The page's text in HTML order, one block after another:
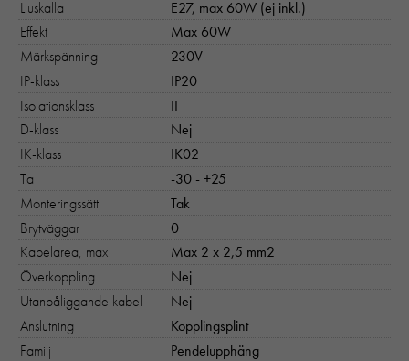
Ljuskälla
E27, max 60W (ej inkl.)
Effekt
Max 60W
Märkspänning
230V
IP-klass
IP20
Isolationsklass
II
D-klass
Nej
IK-klass
IK02
Ta
-30 - +25
Monteringssätt
Tak
Brytväggar
0
Kabelarea, max
Max 2 x 2,5 mm2
Överkoppling
Nej
Utanpåliggande kabel
Nej
Anslutning
Kopplingsplint
Familj
Pendelupphäng